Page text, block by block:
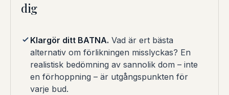
dig
Klargör ditt BATNA. Vad är ert bästa
alternativ om förlikningen misslyckas? En
realistisk bedömning av sannolik dom – inte
en förhoppning – är utgångspunkten för
varje bud.